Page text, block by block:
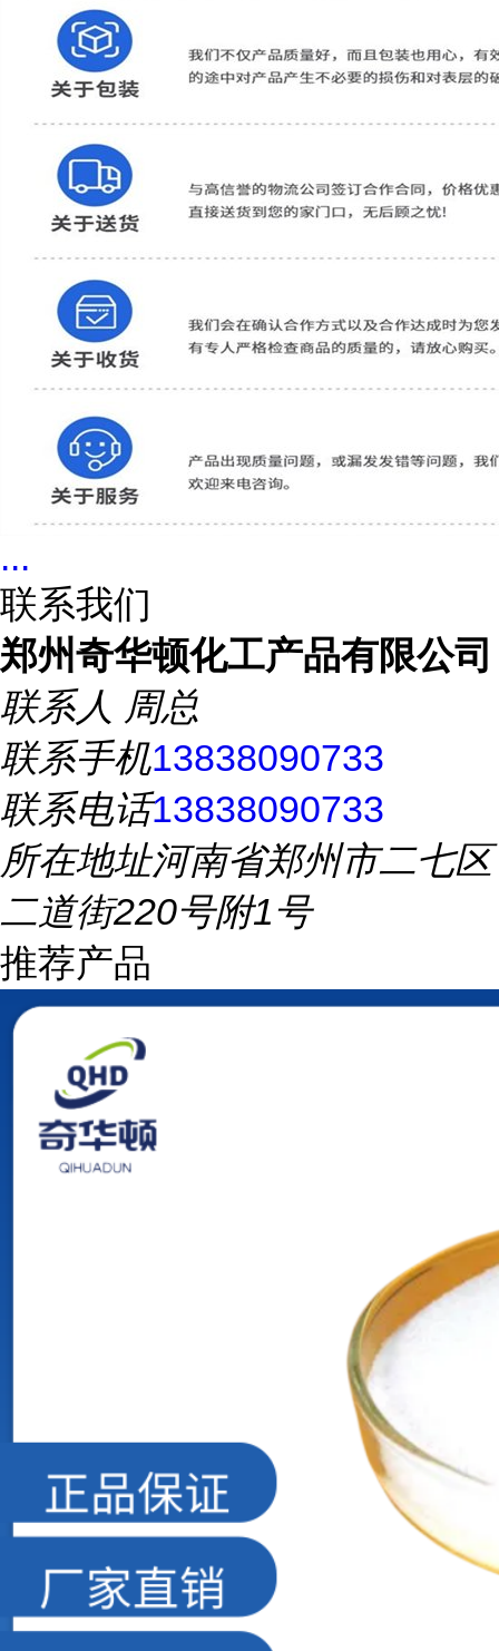
...
联系我们
郑州奇华顿化工产品有限公司
联系人 周总
联系手机13838090733
联系电话13838090733
所在地址河南省郑州市二七区
二道街220号附1号
推荐产品